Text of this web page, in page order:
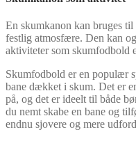
En skumkanon kan bruges til
festlig atmosfære. Den kan
aktiviteter som skumfodbold
Skumfodbold er en populær
bane dækket i skum. Det er
på, og det er ideelt til både
du nemt skabe en bane og
endnu sjovere og mere